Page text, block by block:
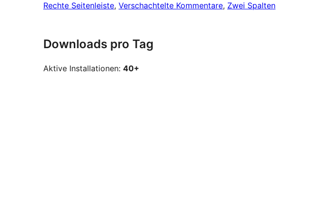
Rechte Seitenleiste, Verschachtelte Kommentare, Zwei Spalten
Downloads pro Tag
Aktive Installationen: 40+